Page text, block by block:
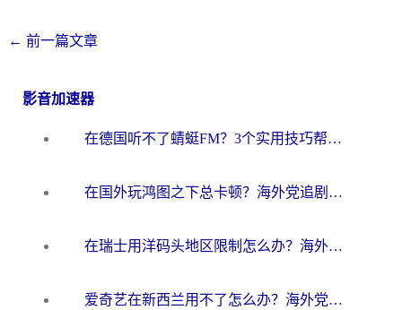
← 前一篇文章
影音加速器
在德国听不了蜻蜓FM？3个实用技巧帮你解锁国内影音自由
在国外玩鸿图之下总卡顿？海外党追剧听歌的3个实用解决方案
在瑞士用洋码头地区限制怎么办？海外华人必看的回国加速全攻略
爱奇艺在新西兰用不了怎么办？海外党亲测有效的回国加速方案